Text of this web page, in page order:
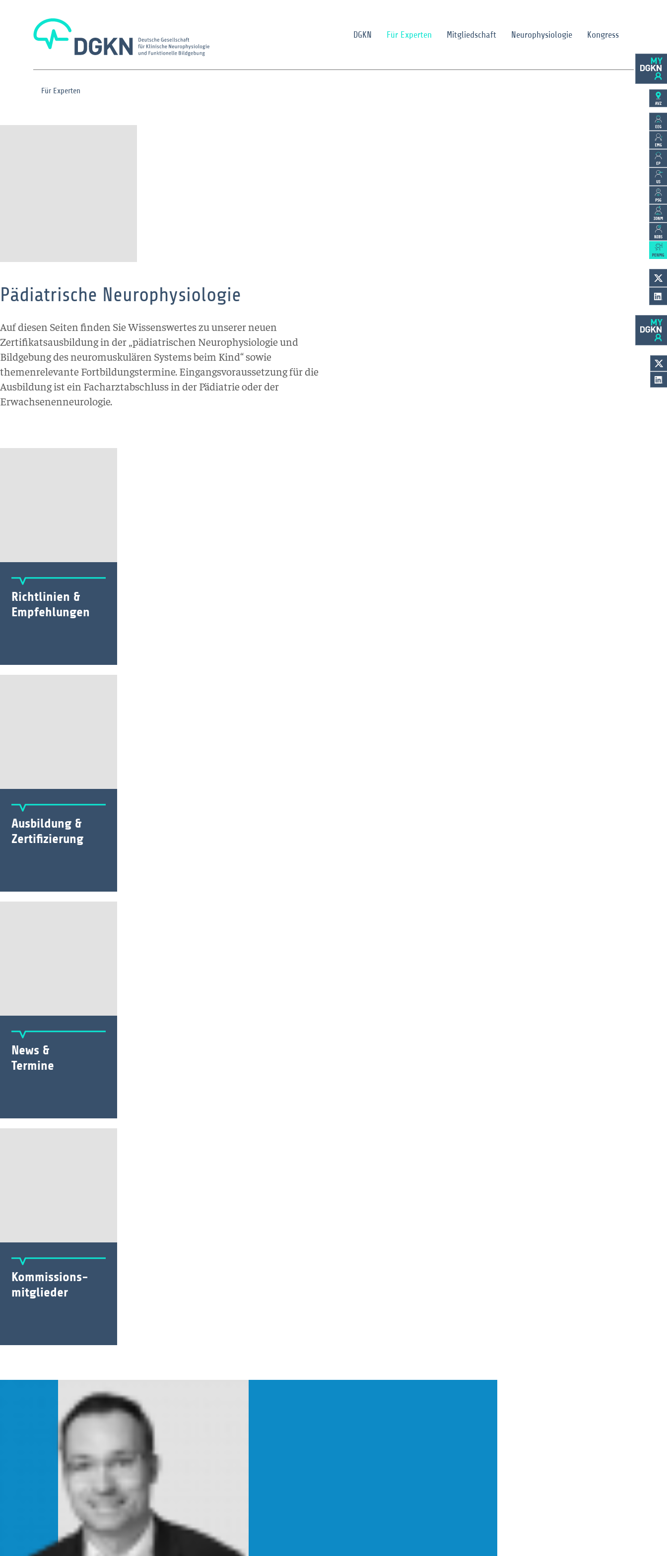
DGKN Für Experten Mitgliedschaft Neurophysiologie Kongress
Für Experten
Pädiatrische Neurophysiologie
Auf diesen Seiten finden Sie Wissenswertes zu unserer neuen
Zertifikatsausbildung in der „pädiatrischen Neurophysiologie und
Bildgebung des neuromuskulären Systems beim Kind“ sowie
themenrelevante Fortbildungstermine. Eingangsvoraussetzung für die
Ausbildung ist ein Facharztabschluss in der Pädiatrie oder der
Erwachsenenneurologie.
Richtlinien &
Empfehlungen
Ausbildung &
Zertifizierung
News &
Termine
Kommissions-
mitglieder